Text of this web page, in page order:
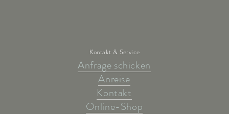
Kontakt & Service
Anfrage schicken
Anreise
Kontakt
Online-Shop